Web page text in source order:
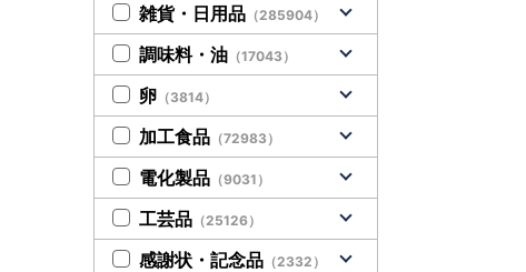
雑貨・日用品 （285904）
調味料・油 （17043）
卵 （3814）
加工食品 （72983）
電化製品 （9031）
工芸品 （25126）
感謝状・記念品 （2332）